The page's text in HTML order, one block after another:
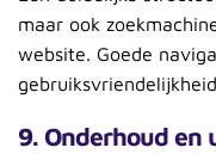
maar ook
website. Goede
9. Onderhoud en